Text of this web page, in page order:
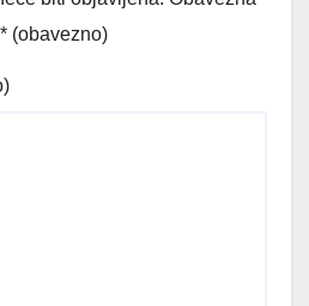
* (obavezno)